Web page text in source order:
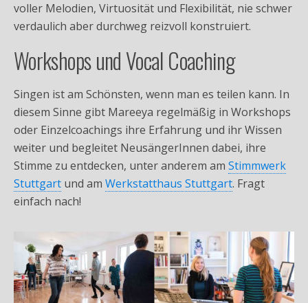
voller Melodien, Virtuosität und Flexibilität, nie schwer
verdaulich aber durchweg reizvoll konstruiert.
Workshops und Vocal Coaching
Singen ist am Schönsten, wenn man es teilen kann. In
diesem Sinne gibt Mareeya regelmäßig in Workshops
oder Einzelcoachings ihre Erfahrung und ihr Wissen
weiter und begleitet NeusängerInnen dabei, ihre
Stimme zu entdecken, unter anderem am Stimmwerk
Stuttgart und am Werkstatthaus Stuttgart. Fragt
einfach nach!